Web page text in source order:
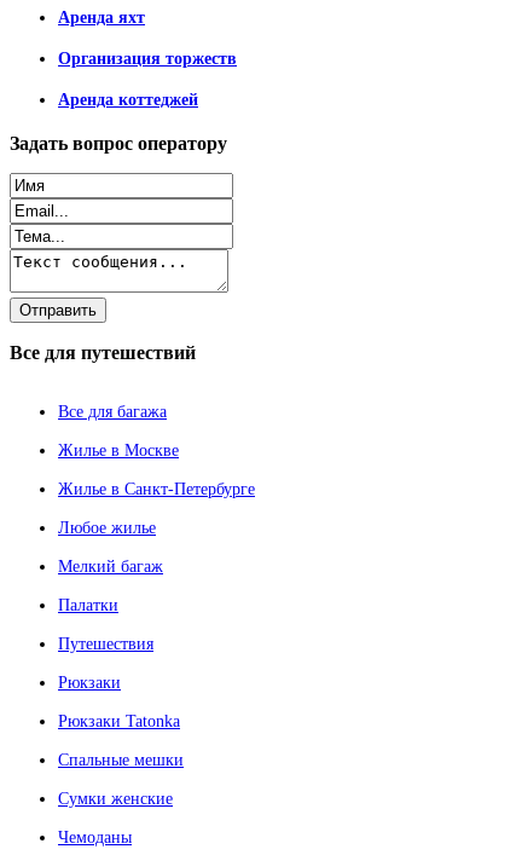
Аренда яхт
Организация торжеств
Аренда коттеджей
Задать вопрос оператору
Все для путешествий
Все для багажа
Жилье в Москве
Жилье в Санкт-Петербурге
Любое жилье
Мелкий багаж
Палатки
Путешествия
Рюкзаки
Рюкзаки Tatonka
Спальные мешки
Сумки женские
Чемоданы